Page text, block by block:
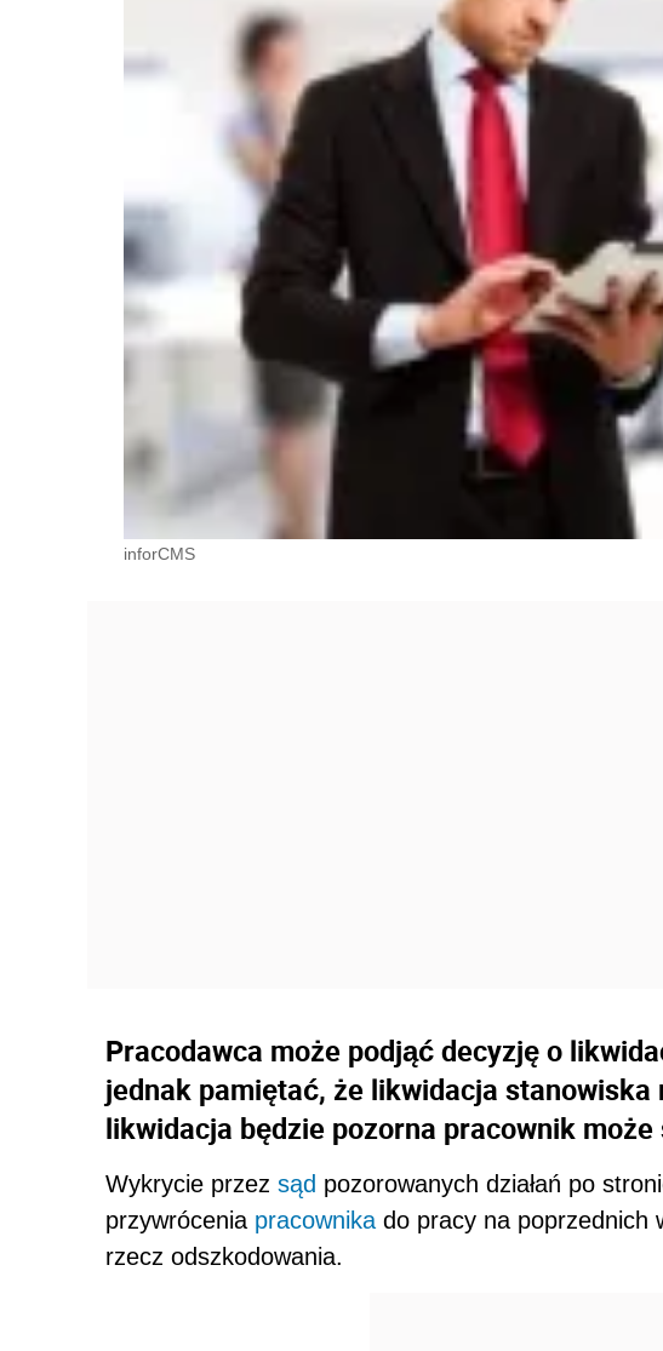
inforCMS
Pracodawca może podjąć decyzję o
jednak pamiętać, że likwidacja
likwidacja będzie pozorna pracownik może
Wykrycie przez sąd pozorowanych działań po
przywrócenia pracownikado pracy na poprzednich
rzecz odszkodowania.